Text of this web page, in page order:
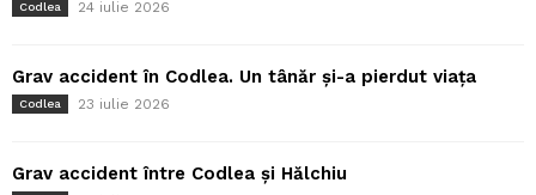
Codlea 24 iulie 2026
Grav accident în Codlea. Un tânăr și-a pierdut viața
Codlea 23 iulie 2026
Grav accident între Codlea și Hălchiu